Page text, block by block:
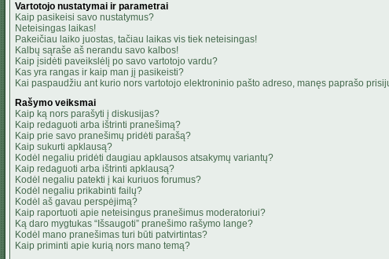
Vartotojo nustatymai ir parametrai
Kaip pasikeisi savo nustatymus?
Neteisingas laikas!
Pakeičiau laiko juostas, tačiau laikas vis tiek neteisingas!
Kalbų sąraše aš nerandu savo kalbos!
Kaip įsidėti paveikslėlį po savo vartotojo vardu?
Kas yra rangas ir kaip man jį pasikeisti?
Kai paspaudžiu ant kurio nors vartotojo elektroninio pašto adreso, manęs paprašo
Rašymo veiksmai
Kaip ką nors parašyti į diskusijas?
Kaip redaguoti arba ištrinti pranešimą?
Kaip prie savo pranešimų pridėti parašą?
Kaip sukurti apklausą?
Kodėl negaliu pridėti daugiau apklausos atsakymų variantų?
Kaip redaguoti arba ištrinti apklausą?
Kodėl negaliu patekti į kai kuriuos forumus?
Kodėl negaliu prikabinti failų?
Kodėl aš gavau perspėjimą?
Kaip raportuoti apie neteisingus pranešimus moderatoriui?
Ką daro mygtukas “Išsaugoti” pranešimo rašymo lange?
Kodėl mano pranešimas turi būti patvirtintas?
Kaip priminti apie kurią nors mano temą?